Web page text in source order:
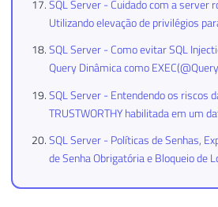
SQL Server - Cuidado com a server
Utilizando elevação de privilégios
SQL Server - Como evitar SQL
Query Dinâmica como
SQL Server - Entendendo os riscos
TRUSTWORTHY habilitada em um
SQL Server - Políticas de Senhas,
de Senha Obrigatória e Bloqueio de